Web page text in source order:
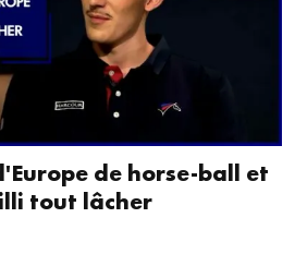
de horse-ball et
tout lâcher